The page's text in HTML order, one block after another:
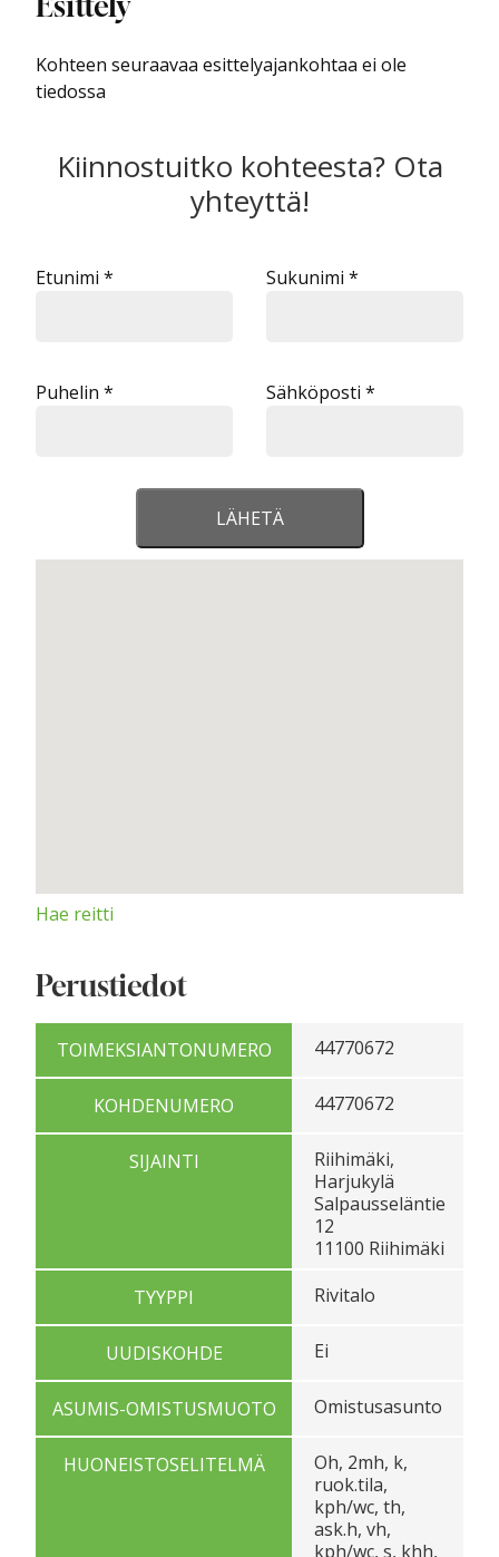
Esittely
Kohteen seuraavaa esittelyajankohtaa ei ole
tiedossa
Kiinnostuitko kohteesta? Ota
yhteyttä!
Etunimi * Sukunimi *
Puhelin * Sähköposti *
Hae reitti
Perustiedot
TOIMEKSIANTONUMERO 44770672
KOHDENUMERO 44770672
SIJAINTI
Riihimäki,
Harjukylä
Salpausseläntie
12
11100 Riihimäki
TYYPPI
Rivitalo
UUDISKOHDE Ei
ASUMIS-OMISTUSMUOTO Omistusasunto
HUONEISTOSELITELMÄ
Oh, 2mh, k,
ruok.tila,
kph/wc, th,
ask.h, vh,
kph/wc, s, khh,